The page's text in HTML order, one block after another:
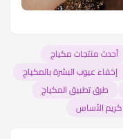
أحدث منتجات مكياج
إخفاء عيوب البشرة بالمكياج
طرق تطبيق المكياج
الأساس